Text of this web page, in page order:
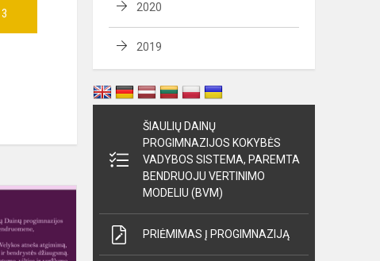
3
Direktorės
sveikinimas
2020
2019
ŠIAULIŲ DAINŲ
PROGIMNAZIJOS KOKYBĖS
VADYBOS SISTEMA, PAREMTA
BENDRUOJU VERTINIMO
MODELIU (BVM)
PRIĖMIMAS Į PROGIMNAZIJĄ